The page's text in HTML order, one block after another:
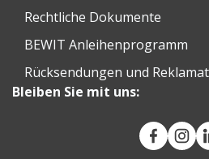
Rechtliche Dokumente
BEWIT Anleihenprogramm
Rücksendungen und
Bleiben Sie mit uns: